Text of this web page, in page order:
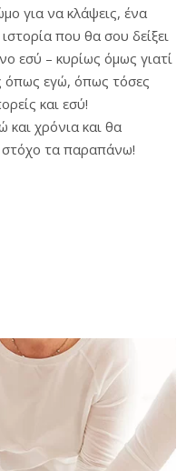
για να κλάψεις, ένα
που θα σου δείξει
εσύ – κυρίως όμως γιατί
όπως εγώ, όπως τόσες
και εσύ!
και χρόνια και θα
τα παραπάνω!